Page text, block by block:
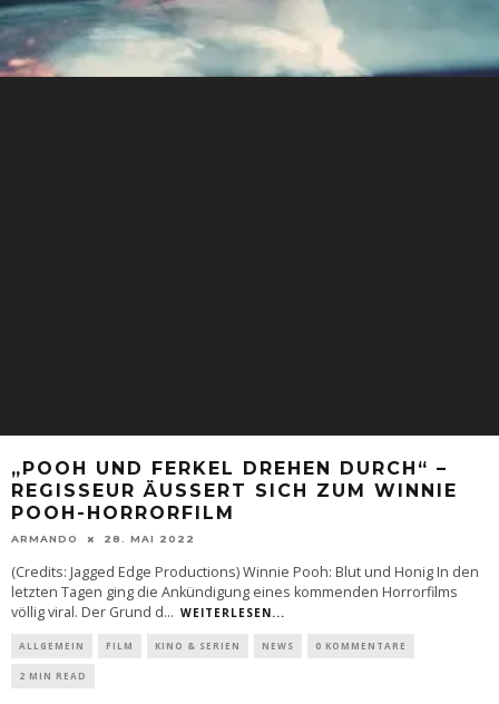
„POOH UND FERKEL DREHEN DURCH“ –
REGISSEUR ÄUSSERT SICH ZUM WINNIE P
OOH-HORRORFILM
ARMANDO 28. MAI 2022
(Credits: Jagged Edge Productions) Winnie Pooh: Blut und Honig In den
letzten Tagen ging die Ankündigung eines kommenden Horrorfilms
völlig viral. Der Grund d... WEITERLESEN...
ALLGEMEIN FILM KINO & SERIEN NEWS 0 KOMMENTARE
2 MIN READ